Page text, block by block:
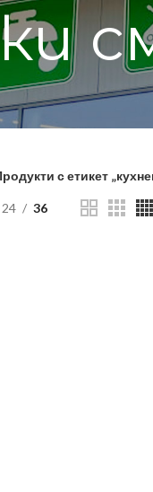
с етикет
24 36